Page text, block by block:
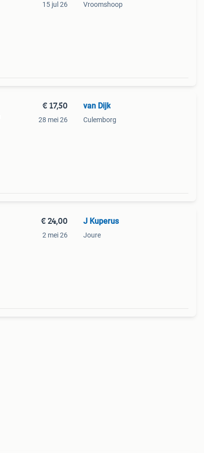
15 jul 26 Vroomshoop
€ 17,50
28 mei 26
van Dijk
Culemborg
€ 24,00
2 mei 26
J Kuperus
Joure